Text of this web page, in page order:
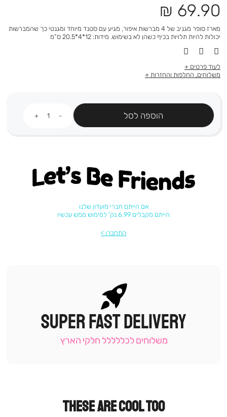
מחיר
מוצר
69.90 ₪
מארז סופר מגניב של 4 מברשות איפור, מגיע עם סטנד מיוחד ומגנטי כך שהמברשות
יכולות להיות תלויות בכיף כשהן לא בשימוש. מידות: 12*4*20.5 ס”מ
לעוד פרטים
משלוחים, החלפות והחזרות
הוספה לסל
Let's be friends
אם הייתם חברי מועדון שלנו
הייתם מקבלים 6.99 נק' למימוש ממש עכשיו
התחברו
|
תומכי
-
SUPER FAST DELIVERY
משלוחים לכללללל חלקי הארץ
THESE ARE COOL TOO